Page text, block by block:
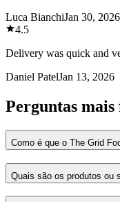
Luca BianchiJan 30, 2026
4.5
Delivery was quick and
Daniel PatelJan 13, 2026
Perguntas mais
Como é que o The Grid
Quais são os produtos ou